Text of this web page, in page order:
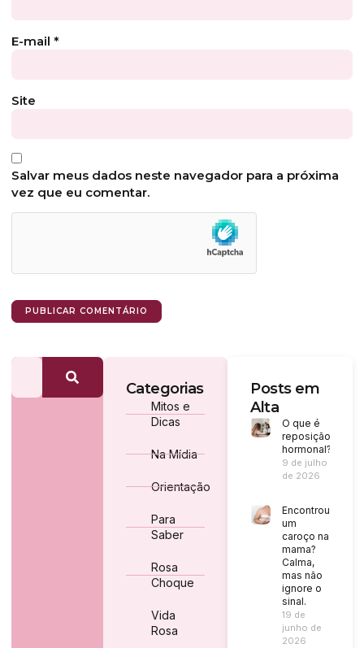
E-mail *
Site
Salvar meus dados neste navegador para a próxima
vez que eu comentar.
Categorias
Mitos e
Dicas
Na Mídia
Orientação
Para
Saber
Rosa
Choque
Vida
Rosa
Posts em
Alta
O que é
reposição
hormonal?
9 de julho
de 2026
Encontrou
um
caroço na
mama?
Calma,
mas não
ignore o
sinal.
19 de
junho de
2026